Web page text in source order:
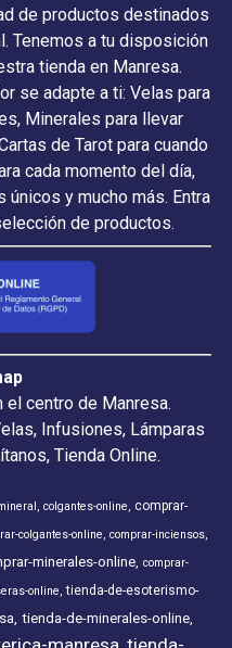
de productos destinados
Tenemos a tu disposición
tienda en Manresa.
se adapte a ti: Velas para
Minerales para llevar
de Tarot para cuando
cada momento del día,
y mucho más. Entra
de productos.
el centro de Manresa.
Infusiones, Lámparas
Tienda Online.
colgantes-online
comprar-
colgantes-online comprar-inciensos
minerales-online comprar-
online tienda-de-esoterismo-
tienda-de-minerales-online